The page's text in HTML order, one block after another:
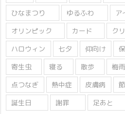
ひなまつり
ゆるふわ ア
オリンピック
カード ク
ハロウィン
七夕 仰向け
寄生虫
寝る 散歩 梅雨
点つなぎ
熱中症 皮膚病
誕生日
謝罪 足あと